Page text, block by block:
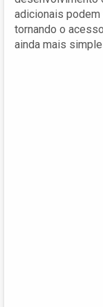
adicionais
tornando o
ainda mais